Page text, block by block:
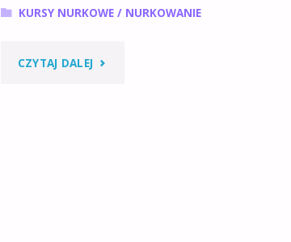
KURSY NURKOWE/ NURKOWANIE
CZYTAJ DALEJ "AKTUALNY